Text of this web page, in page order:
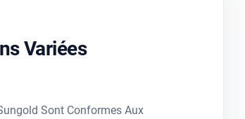
Variées
Sont Conformes Aux